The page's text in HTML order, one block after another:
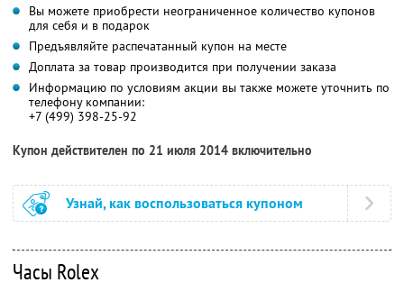
Вы можете приобрести неограниченное количество купонов
для себя и в подарок
Предъявляйте распечатанный купон на месте
Доплата за товар производится при получении заказа
Информацию по условиям акции вы также можете уточнить по
телефону компании:
+7 (499) 398-25-92
Купон действителен по 21 июля 2014 включительно
Узнай, как воспользоваться купоном
Часы Rolex